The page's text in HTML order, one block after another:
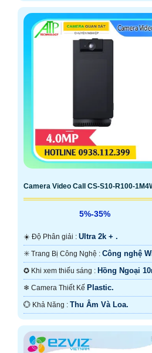
Camera Video Call CS-S10-R100-
5%-35%
☀️ Độ Phân giải : Ultra 2k + .
✳️ Trang Bị Công Nghệ : Công nghệ
✪ Khi xem thiếu sáng : Hồng Ngoại
Dụng.
❄ Camera Thiết Kế Plastic.
️💮 Khả Năng : Thu Âm Và Loa.